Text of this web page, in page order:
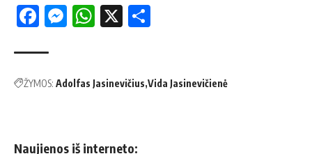
Facebook
Messenger
WhatsApp
X
ŽYMOS: Adolfas Jasinevičius Vida Jasinevičienė
Naujienos iš interneto: